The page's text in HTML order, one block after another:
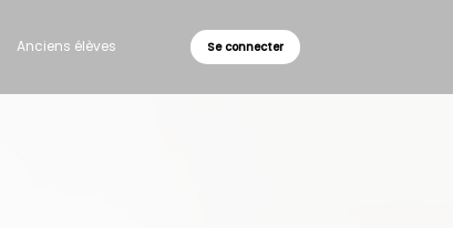
Anciens élèves Se connecter